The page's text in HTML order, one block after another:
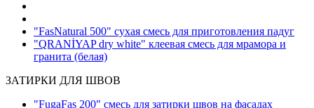
"FasNatural 500" сухая смесь для приготовления падуг
"QRANİYAP dry white" клеевая смесь для мрамора и
гранита (белая)
ЗАТИРКИ ДЛЯ ШВОВ
"FugaFas 200" смесь для затирки швов на фасадах